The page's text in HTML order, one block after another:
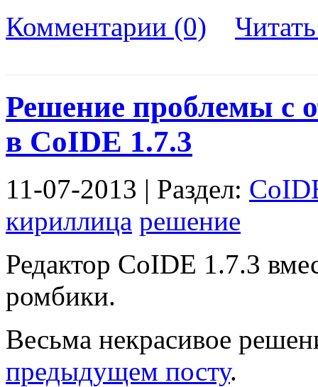
Комментарии (0)
Решение проблемы с
в CoIDE 1.7.3
11-07-2013 | Раздел:
кириллица решение
Редактор CoIDE 1.7.3
ромбики.
Весьма некрасивое
предыдущем посту.